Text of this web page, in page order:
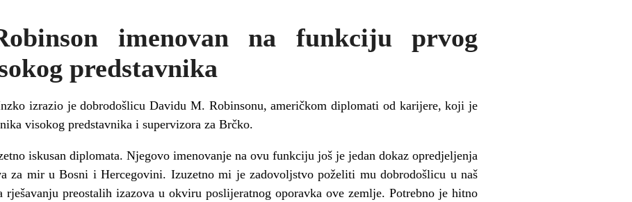
imenovan na funkciju prvog
predstavnika
izrazio je dobrodošlicu Davidu M. Robinsonu, američkom diplomati od karijere, koji je
visokog predstavnika i supervizora za Brčko.
iskusan diplomata. Njegovo imenovanje na ovu funkciju još je jedan dokaz opredjeljenja
za mir u Bosni i Hercegovini. Izuzetno mi je zadovoljstvo poželiti mu dobrodošlicu u naš
preostalih izazova u okviru poslijeratnog oporavka ove zemlje. Potrebno je hitno